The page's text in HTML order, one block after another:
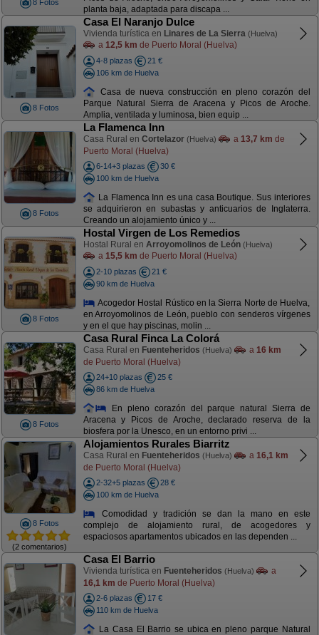
8 Fotos
planta baja, adaptada para discapa ...
8 Fotos
Casa El Naranjo Dulce
Vivienda turística en Linares de La Sierra (Huelva)
a 12,5 km de Puerto Moral (Huelva)
4-8 plazas
21 €
106 km de Huelva
Casa de nueva construcción en pleno corazón del
Parque Natural Sierra de Aracena y Picos de Aroche.
Amplia, ventilada y luminosa, bien equip ...
8 Fotos
La Flamenca Inn
Casa Rural en Cortelazor (Huelva) a 13,7 km de
Puerto Moral (Huelva)
6-14+3 plazas
30 €
100 km de Huelva
La Flamenca Inn es una casa Boutique. Sus interiores
se adquirieron en subastas y anticuarios de Inglaterra.
Creando un alojamiento único y ...
8 Fotos
Hostal Virgen de Los Remedios
Hostal Rural en Arroyomolinos de León (Huelva)
a 15,5 km de Puerto Moral (Huelva)
2-10 plazas
21 €
90 km de Huelva
Acogedor Hostal Rústico en la Sierra Norte de Huelva,
en Arroyomolinos de León, pueblo con senderos vírgenes
y en el que hay piscinas, molin ...
8 Fotos
Casa Rural Finca La Colorá
Casa Rural en Fuenteheridos (Huelva) a 16 km
de Puerto Moral (Huelva)
24+10 plazas
25 €
86 km de Huelva
En pleno corazón del parque natural Sierra de
Aracena y Picos de Aroche, declarado reserva de la
biosfera por la Unesco, en un entorno privi ...
8 Fotos
(2 comentarios)
Alojamientos Rurales Biarritz
Casa Rural en Fuenteheridos (Huelva) a 16,1 km
de Puerto Moral (Huelva)
2-32+5 plazas
28 €
100 km de Huelva
Comodidad y tradición se dan la mano en este
complejo de alojamiento rural, de acogedores y
espaciosos apartamentos ubicados en las dependen ...
Casa El Barrio
Vivienda turística en Fuenteheridos (Huelva)
a
16,1 km de Puerto Moral (Huelva)
2-6 plazas
17 €
110 km de Huelva
La Casa El Barrio se ubica en pleno parque Natural